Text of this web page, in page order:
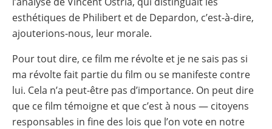
esthétiques de Philibert et de Depardon, c’est-à-dire,
ajouterions-nous, leur morale.
Pour tout dire, ce film me révolte et je ne sais pas si
ma révolte fait partie du film ou se manifeste contre
lui. Cela n’a peut-être pas d’importance. On peut dire
que ce film témoigne et que c’est à nous — citoyens
responsables in fine des lois que l’on vote en notre